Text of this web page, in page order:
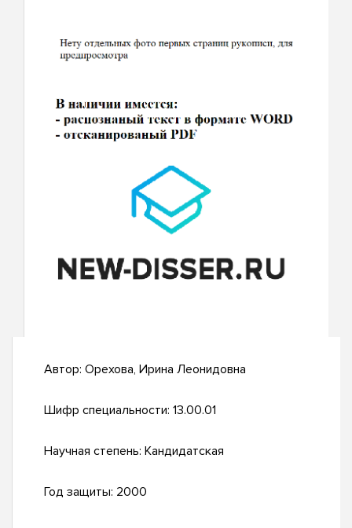
Автор: Орехова, Ирина Леонидовна
Шифр специальности: 13.00.01
Научная степень: Кандидатская
Год защиты: 2000